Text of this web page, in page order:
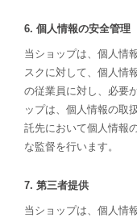
6. 個人情報の安全管理
当ショップは、個人情
スクに対して、個人情
の従業員に対し、必要
ップは、個人情報の取
託先において個人情報
な監督を行います。
7. 第三者提供
当ショップは、個人情